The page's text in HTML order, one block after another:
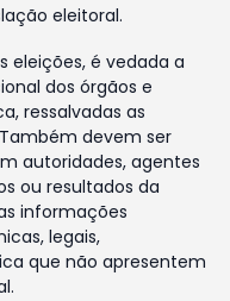
eleitoral.
eleições, é vedada a
dos órgãos e
ressalvadas as
devem ser
autoridades, agentes
ou resultados da
informações
legais,
que não apresentem